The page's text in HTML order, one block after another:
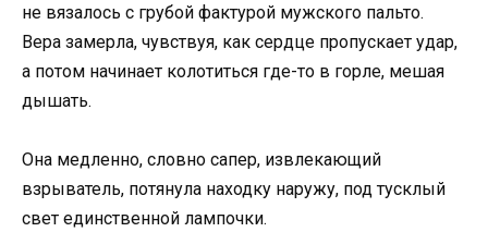
не вязалось с грубой фактурой мужского пальто.
Вера замерла, чувствуя, как сердце пропускает удар,
а потом начинает колотиться где-то в горле, мешая
дышать.
Она медленно, словно сапер, извлекающий
взрыватель, потянула находку наружу, под тусклый
свет единственной лампочки.